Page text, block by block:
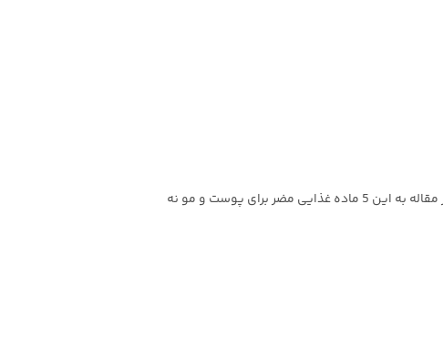
به‌طور کلی بعضی از غذاها برای پوست و مو خوب نیستند و در رژیم غذایی خود باید تا جای ممکن از آنها دوری کنید؛ در مقاله به این 5 ماده غذایی مضر برای پوست و مو نه